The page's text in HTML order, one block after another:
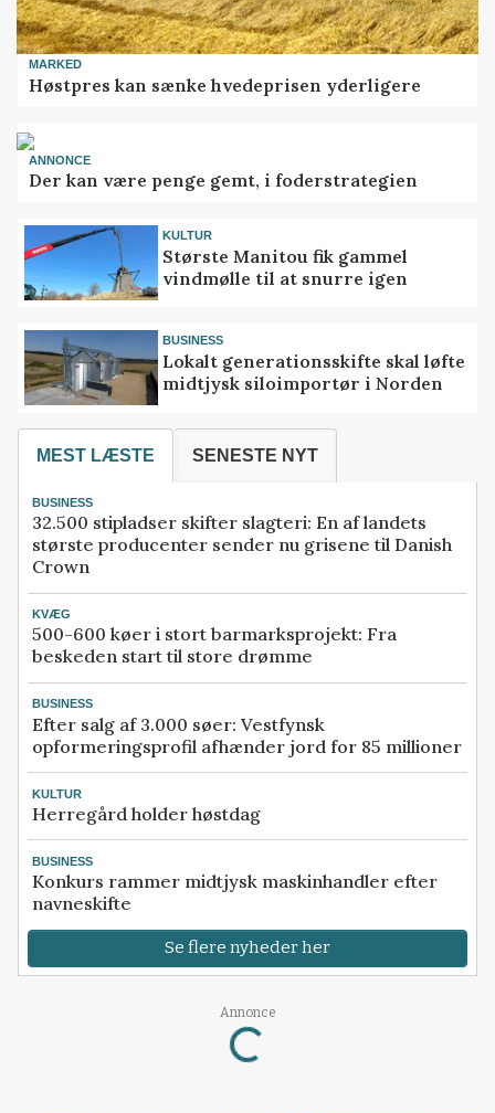
MARKED
Høstpres kan sænke hvedeprisen yderligere
ANNONCE
Der kan være penge gemt, i foderstrategien
KULTUR
Største Manitou fik gammel
vindmølle til at snurre igen
BUSINESS
Lokalt generationsskifte skal løfte
midtjysk siloimportør i Norden
MEST LÆSTE SENESTE NYT
BUSINESS
32.500 stipladser skifter slagteri: En af landets
største producenter sender nu grisene til Danish
Crown
KVÆG
500-600 køer i stort barmarksprojekt: Fra
beskeden start til store drømme
BUSINESS
Efter salg af 3.000 søer: Vestfynsk
opformeringsprofil afhænder jord for 85 millioner
KULTUR
Herregård holder høstdag
BUSINESS
Konkurs rammer midtjysk maskinhandler efter
navneskifte
Se flere nyheder her
Annonce
Loading...